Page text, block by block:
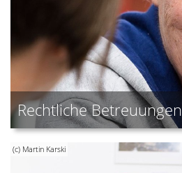
Rechtliche Betreuungen
(c) Martin Karski